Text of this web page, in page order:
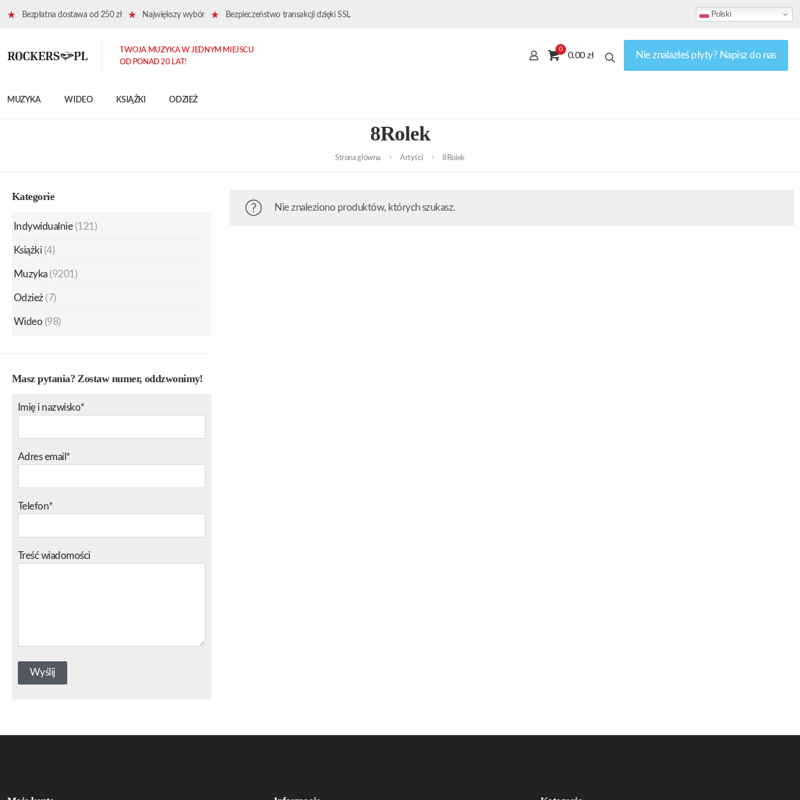
Bezpłatna dostawa od 250 zł Największy wybór Bezpieczeństwo transakcji dzięki SSL Polski
MUZYKA WIDEO KSIĄŻKI ODZIEŻ
TWOJA MUZYKA W JEDNYM MIEJSCU
OD PONAD 20 LAT!
0
0.00 zł Nie znalazłeś płyty? Napisz do nas
8Rolek
Strona główna Artyści 8Rolek
Nie znaleziono produktów, których szukasz.
Kategorie
Indywidualnie (121)
Książki (4)
Muzyka (9201)
Odzież (7)
Wideo (98)
Masz pytania? Zostaw numer, oddzwonimy!
Imię i nazwisko*
Adres email*
Telefon*
Treść wiadomości